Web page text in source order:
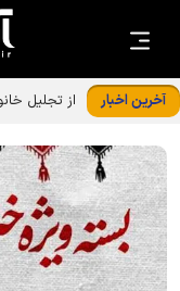
آخرین اخبار از تجلیل